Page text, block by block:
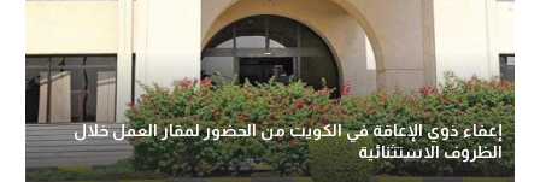
إعفاء ذوي الإعاقة في الكويت من الحضور لمقار العمل خلال
الظروف الاستثنائية